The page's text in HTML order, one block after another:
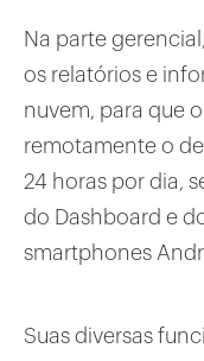
Na parte
os relatórios e
nuvem, para que
remotamente o
24 horas por dia,
do Dashboard e
smartphones
Suas diversas